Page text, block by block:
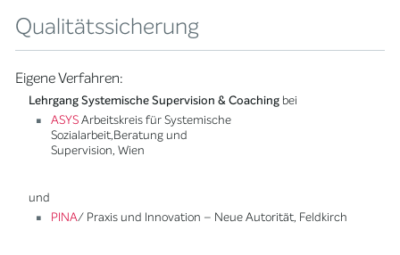
Qualitätssicherung
Eigene Verfahren:
Lehrgang Systemische Supervision & Coaching bei
ASYSArbeitskreis für Systemische
Sozialarbeit,Beratung und
Supervision, Wien
und
PINA/ Praxis und Innovation – Neue Autorität, Feldkirch